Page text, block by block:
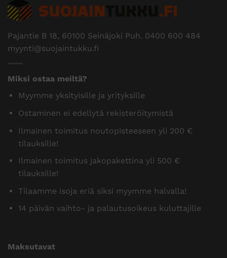
Pajantie B 18, 60100 Seinäjoki Puh. 0400 600 484
myynti@suojaintukku.fi
Miksi ostaa meiltä?
Myymme yksityisille ja yrityksille
Ostaminen ei edellytä rekisteröitymistä
Ilmainen toimitus noutopisteeseen yli 200 €
tilauksille!
Ilmainen toimitus jakopakettina yli 500 €
tilauksille!
Tilaamme isoja eriä siksi myymme halvalla!
14 päivän vaihto- ja palautusoikeus kuluttajille
Maksutavat